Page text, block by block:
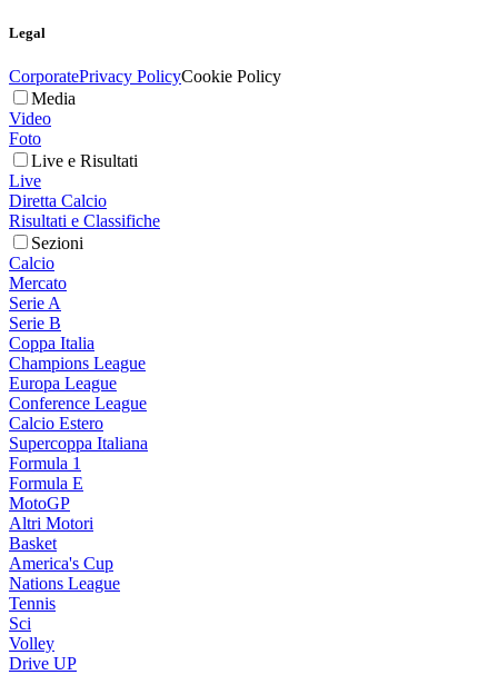
Legal
CorporatePrivacy PolicyCookie Policy
Media
Video
Foto
Live e Risultati
Live
Diretta Calcio
Risultati e Classifiche
Sezioni
Calcio
Mercato
Serie A
Serie B
Coppa Italia
Champions League
Europa League
Conference League
Calcio Estero
Supercoppa Italiana
Formula 1
Formula E
MotoGP
Altri Motori
Basket
America's Cup
Nations League
Tennis
Sci
Volley
Drive UP